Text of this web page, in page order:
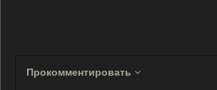
Прокомментировать